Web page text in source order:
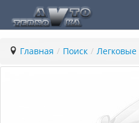
Статьи
Главная / Поиск / Легковые